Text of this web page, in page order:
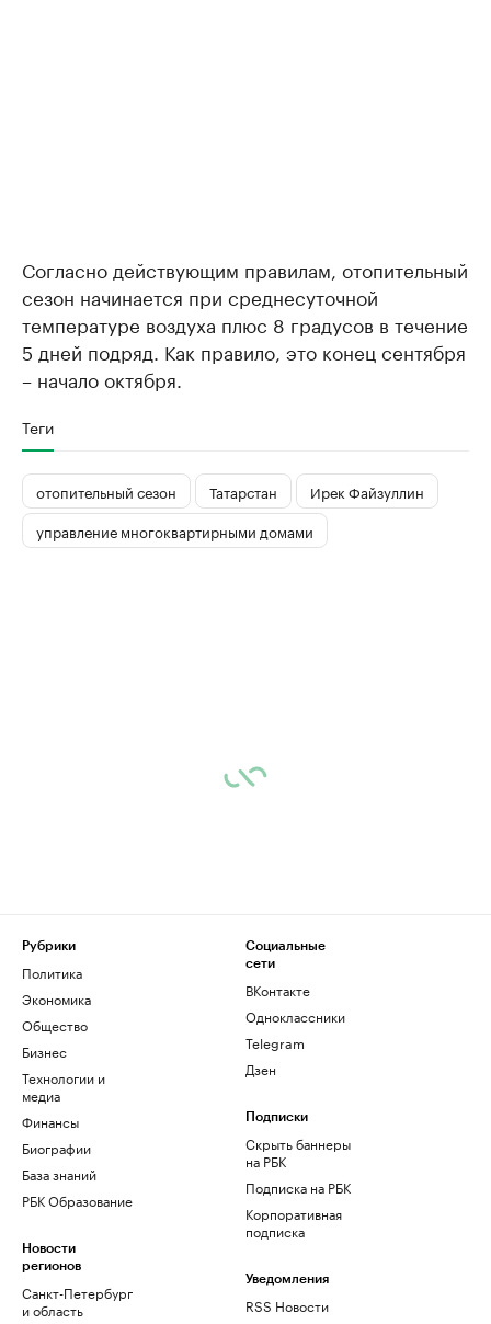
Согласно действующим правилам, отопительный
сезон начинается при среднесуточной
температуре воздуха плюс 8 градусов в течение
5 дней подряд. Как правило, это конец сентября
– начало октября.
Теги
отопительный сезон Татарстан
Ирек Файзуллин
управление многоквартирными домами
Рубрики
Политика
Экономика
Общество
Бизнес
Технологии и
медиа
Финансы
Биографии
База знаний
РБК Образование
Новости
регионов
Санкт-Петербург
и область
Социальные
сети
ВКонтакте
Одноклассники
Telegram
Дзен
Подписки
Скрыть баннеры
на РБК
Подписка на РБК
Корпоративная
подписка
Уведомления
RSS Новости